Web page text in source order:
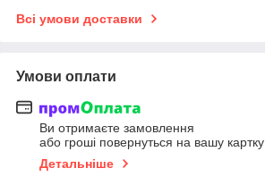
Всі умови доставки
Умови оплати
Ви отримаєте замовлення
або гроші повернуться на вашу картку
Детальніше